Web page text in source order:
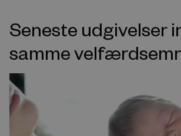
Seneste udgivelser
samme